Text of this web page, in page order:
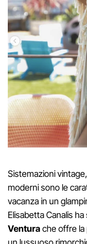
Sistemazioni
moderni sono le
vacanza in un
Elisabetta Canalis
Venturache offre la